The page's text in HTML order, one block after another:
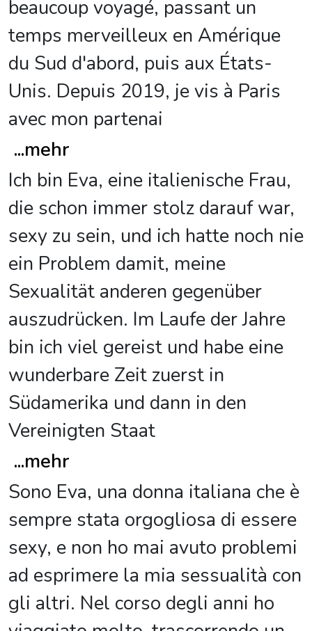
beaucoup voyagé, passant un
temps merveilleux en Amérique
du Sud d'abord, puis aux États-
Unis. Depuis 2019, je vis à Paris
avec mon partenai
...mehr
Ich bin Eva, eine italienische Frau,
die schon immer stolz darauf war,
sexy zu sein, und ich hatte noch nie
ein Problem damit, meine
Sexualität anderen gegenüber
auszudrücken. Im Laufe der Jahre
bin ich viel gereist und habe eine
wunderbare Zeit zuerst in
Südamerika und dann in den
Vereinigten Staat
...mehr
Sono Eva, una donna italiana che è
sempre stata orgogliosa di essere
sexy, e non ho mai avuto problemi
ad esprimere la mia sessualità con
gli altri. Nel corso degli anni ho